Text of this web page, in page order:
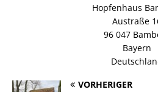
Hopfenhaus
Austraße
96 047
Bayern
VORHERIGER